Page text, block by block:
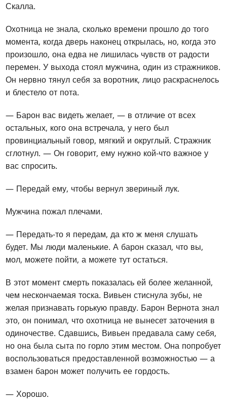
Скалла.
Охотница не знала, сколько времени прошло до того
момента, когда дверь наконец открылась, но, когда это
произошло, она едва не лишилась чувств от радости
перемен. У выхода стоял мужчина, один из стражников.
Он нервно тянул себя за воротник, лицо раскраснелось
и блестело от пота.
— Барон вас видеть желает, — в отличие от всех
остальных, кого она встречала, у него был
провинциальный говор, мягкий и округлый. Стражник
сглотнул. — Он говорит, ему нужно кой-что важное у
вас спросить.
— Передай ему, чтобы вернул звериный лук.
Мужчина пожал плечами.
— Передать-то я передам, да кто ж меня слушать
будет. Мы люди маленькие. А барон сказал, что вы,
мол, можете пойти, а можете тут остаться.
В этот момент смерть показалась ей более желанной,
чем нескончаемая тоска. Вивьен стиснула зубы, не
желая признавать горькую правду. Барон Вернота знал
это, он понимал, что охотница не вынесет заточения в
одиночестве. Сдавшись, Вивьен предавала саму себя,
но она была сыта по горло этим местом. Она попробует
воспользоваться предоставленной возможностью — а
взамен барон может получить ее гордость.
— Хорошо.